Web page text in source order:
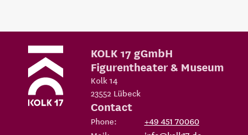
KOLK 17 gGmbH
Figurentheater & Museum
Kolk 14
23552 Lübeck
Contact
Phone:
+49 451 70060